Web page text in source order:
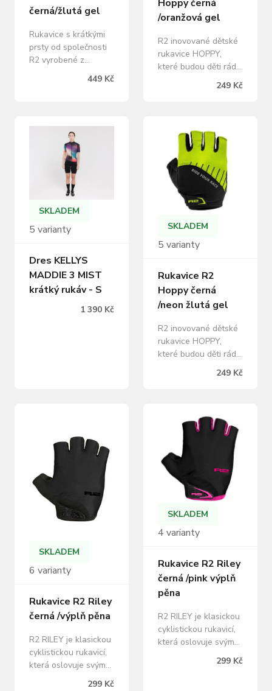
černá/žlutá gel
Rukavice s krátkými
prsty od společnosti
R2 vyrobené z
materiálu AX SUEDE,
Rukavice RIDE jsou
vybaveny gelovými
protiskluzovými
částmi, které chrání
nejvíce namáhané
části dlaní. Prostřední
prsty jsou vybaveny
stahovacími šňůrkami.
Pružný lem…
449 Kč
Hoppy černá
/oranžová gel
R2 inovované dětské
rukavice HOPPY,
které budou děti rády
nosit díky maximálně
přizpůsobit tvaru
dětské ruky.
Polstrování na dlani
přináší nejen komfort,
ale také vyšší
odolnost proti
prodření v případě
pádu. EasyOff
značně…
249 Kč
SKLADEM
5 varianty
Dres KELLYS
MADDIE 3 MIST
krátký rukáv - S
1 390 Kč
SKLADEM
5 varianty
Rukavice R2
Hoppy černá
/neon žlutá gel
R2 inovované dětské
rukavice HOPPY,
které budou děti rády
přizpůsobit tvaru
dětské ruky.
Polstrování na dlani
přináší nejen komfort,
ale také vyšší
odolnost proti
prodření v případě
stahovací poutka pak
značně…
249 Kč
SKLADEM
6 varianty
Rukavice R2 Riley
černá /výplň pěna
R2 RILEY je klasickou
cyklistickou rukavicí,
která oslovuje svým
jednoduchým a čistým
299 Kč
SKLADEM
4 varianty
Rukavice R2 Riley
černá /pink výplň
pěna
R2 RILEY je klasickou
cyklistickou rukavicí,
která oslovuje svým
jednoduchým a čistým
299 Kč